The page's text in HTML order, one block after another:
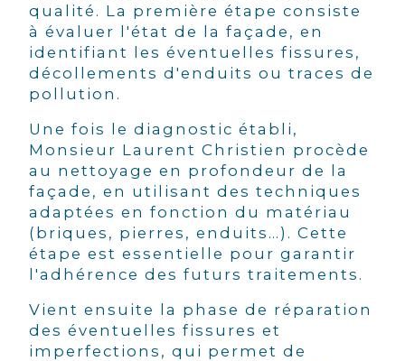
qualité. La première étape consiste
à évaluer l'état de la façade, en
identifiant les éventuelles fissures,
décollements d'enduits ou traces de
pollution.
Une fois le diagnostic établi,
Monsieur Laurent Christien procède
au nettoyage en profondeur de la
façade, en utilisant des techniques
adaptées en fonction du matériau
(briques, pierres, enduits…). Cette
étape est essentielle pour garantir
l'adhérence des futurs traitements.
Vient ensuite la phase de réparation
des éventuelles fissures et
imperfections, qui permet de